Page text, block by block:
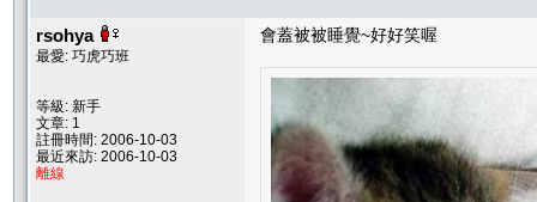
rsohya
最愛: 巧虎巧班
等級: 新手
文章: 1
註冊時間: 2006-10-03
最近來訪: 2006-10-03
離線
會蓋被被睡覺~好好笑喔